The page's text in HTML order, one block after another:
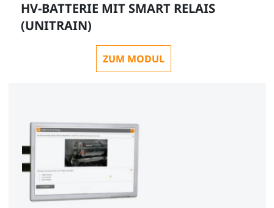
HV-BATTERIE MIT SMART RELAIS
(UNITRAIN)
ZUM MODUL